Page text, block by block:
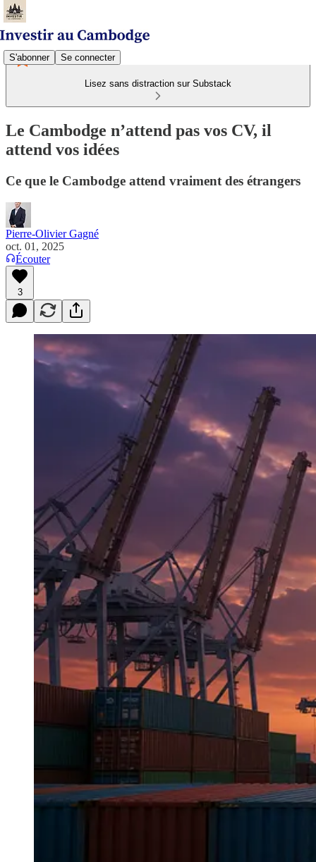
S'abonner Se connecter
Lisez sans distraction sur Substack
Le Cambodge n’attend pas vos CV, il
attend vos idées
Ce que le Cambodge attend vraiment des étrangers
Pierre-Olivier Gagné
oct. 01, 2025
Écouter
3